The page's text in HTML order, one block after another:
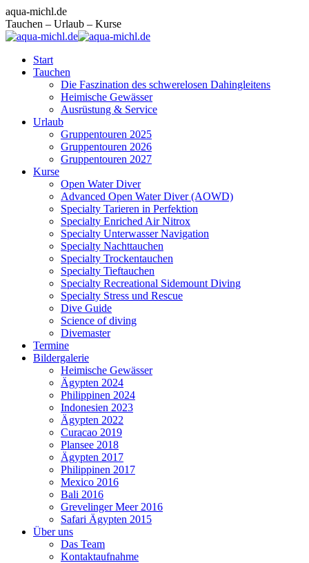
Zum
Inhalt
springen
Facebook
page
opens
new
window
Instagram
page
opens
new
window
E-
Mail
page
new
aqua-michl.de
Tauchen – Urlaub – Kurse
Start
Tauchen
Die Faszination des schwerelosen Dahingleitens
Heimische Gewässer
Ausrüstung & Service
Urlaub
Gruppentouren 2025
Gruppentouren 2026
Gruppentouren 2027
Kurse
Open Water Diver
Advanced Open Water Diver (AOWD)
Specialty Tarieren in Perfektion
Specialty Enriched Air Nitrox
Specialty Unterwasser Navigation
Specialty Nachttauchen
Specialty Trockentauchen
Specialty Tieftauchen
Specialty Recreational Sidemount Diving
Specialty Stress und Rescue
Dive Guide
Science of diving
Divemaster
Termine
Bildergalerie
Heimische Gewässer
Ägypten 2024
Philippinen 2024
Indonesien 2023
Ägypten 2022
Curacao 2019
Plansee 2018
Ägypten 2017
Philippinen 2017
Mexico 2016
Bali 2016
Grevelinger Meer 2016
Safari Ägypten 2015
Über uns
Das Team
Kontaktaufnahme